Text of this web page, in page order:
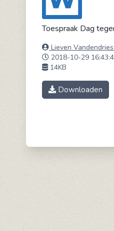
Toespraak Dag
Lieven
2018-10-29
14KB
Downloaden